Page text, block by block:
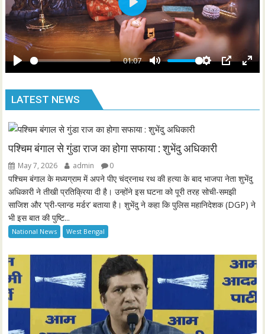
e
e
P
l
a
01:07
M
S
n
s
P
E
l
s
e
n
P
l
a
y
LATEST NEWS
पश्चिम बंगाल से गुंडा राज का होगा सफाया : शुभेंदु अधिकारी
May 7, 2026 admin 0
पश्चिम बंगाल के मध्यग्राम में अपने पीए चंद्रनाथ रथ की हत्या के बाद भाजपा नेता शुभेंदु
अधिकारी ने तीखी प्रतिक्रिया दी है। उन्होंने इस घटना को पूरी तरह सोची-समझी
साजिश और ‘प्री-प्लान्ड मर्डर’ बताया है। शुभेंदु ने कहा कि पुलिस महानिदेशक (DGP) ने
भी इस बात की पुष्टि...
National News West Bengal